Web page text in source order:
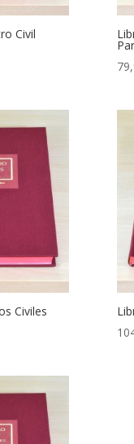
Civil
Civiles